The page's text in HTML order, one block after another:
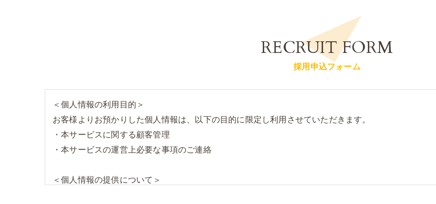
採用申込フォーム
RECRUIT FORM
＜個人情報の利用目的＞
お客様よりお預かりした個人情報は、以下の目的に限定し利用させていただきます。
・本サービスに関する顧客管理
・本サービスの運営上必要な事項のご連絡
＜個人情報の提供について＞